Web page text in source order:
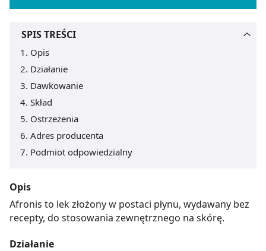
SPIS TREŚCI
Opis
Działanie
Dawkowanie
Skład
Ostrzeżenia
Adres producenta
Podmiot odpowiedzialny
Opis
Afronis to lek złożony w postaci płynu, wydawany bez
recepty, do stosowania zewnętrznego na skórę.
Działanie